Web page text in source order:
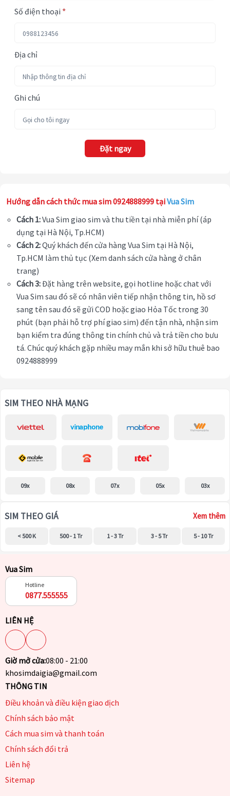
Số điện thoại *
Địa chỉ
Ghi chú
Đặt ngay
Hướng dẫn cách thức mua sim 0924888999 tạiVua Sim
Cách 1:Vua Sim giao sim và thu tiền tại nhà miễn phí (áp
dụng tại Hà Nội, Tp.HCM)
Cách 2:Quý khách đến cửa hàng Vua Sim tại Hà Nội,
Tp.HCM làm thủ tục (Xem danh sách cửa hàng ở chân
trang)
Cách 3:Đặt hàng trên website, gọi hotline hoặc chat với
Vua Sim sau đó sẽ có nhân viên tiếp nhận thông tin, hồ sơ
sang tên sau đó sẽ gửi COD hoặc giao Hỏa Tốc trong 30
phút (bạn phải hỗ trợ phí giao sim) đến tận nhà, nhận sim
bạn kiểm tra đúng thông tin chính chủ và trả tiền cho bưu
tá. Chúc quý khách gặp nhiều may mắn khi sở hữu thuê bao
0924888999
SIM THEO NHÀ MẠNG
09x 08x 07x 05x 03x
SIM THEO GIÁ Xem thêm
< 500 K 500 - 1 Tr 1 - 3 Tr 3 - 5 Tr 5 - 10 Tr
Vua Sim
Hotline
0877.555555
LIÊN HỆ
Giờ mở cửa:08:00 - 21:00
khosimdaigia@gmail.com
THÔNG TIN
Điều khoản và điều kiện giao dịch
Chính sách bảo mật
Cách mua sim và thanh toán
Chính sách đổi trả
Liên hệ
Sitemap